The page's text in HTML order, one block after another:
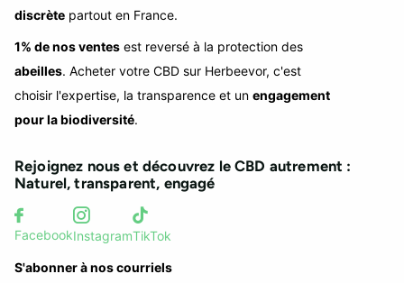
discrète partout en France.
1% de nos ventes est reversé à la protection des
abeilles. Acheter votre CBD sur Herbeevor, c'est
choisir l'expertise, la transparence et un engagement
pour la biodiversité.
Rejoignez nous et découvrez le CBD autrement :
Naturel, transparent, engagé
FacebookInstagramTikTok
S'abonner à nos courriels